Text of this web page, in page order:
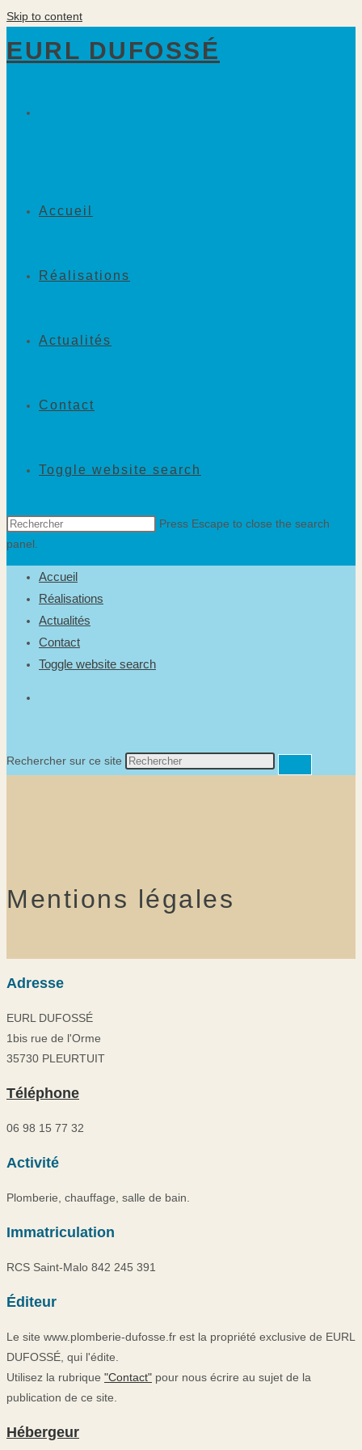
Skip to content
EURL DUFOSSÉ
Accueil
Réalisations
Actualités
Contact
Toggle website search
Press Escape to close the search
panel.
Accueil
Réalisations
Actualités
Contact
Toggle website search
Rechercher sur ce site
Mentions légales
Adresse
EURL DUFOSSÉ
1bis rue de l'Orme
35730 PLEURTUIT
Téléphone
06 98 15 77 32​
Activité
Plomberie, chauffage, salle de bain.​
Immatriculation​
RCS Saint-Malo 842 245 391
Éditeur
Le site www.plomberie-dufosse.fr est la propriété exclusive de EURL
DUFOSSÉ, qui l'édite.
Utilisez la rubrique "Contact" pour nous écrire au sujet de la
publication de ce site.
Hébergeur